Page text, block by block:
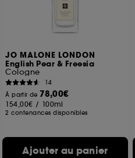
JO MALONE LONDON
English Pear & Freesia
Cologne
14
À partir de 78,00€
154,00€ / 100ml
2 contenances disponibles
Ajouter au panier